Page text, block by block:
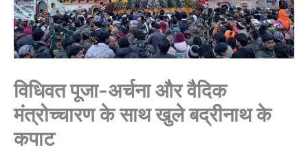
विधिवत पूजा-अर्चना और वैदिक
मंत्रोच्चारण के साथ खुले बद्रीनाथ के
कपाट